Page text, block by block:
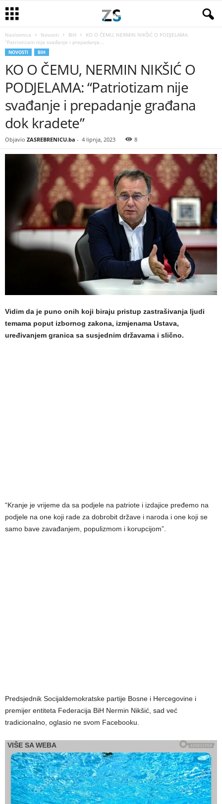
Naslovnica Novosti BiH
KO O ČEMU, NERMIN NIKŠIĆ O PODJELAMA:
“Patriotizam nije svađanje i prepadanje...
NOVOSTI BIH
KO O ČEMU, NERMIN NIKŠIĆ O
PODJELAMA: “Patriotizam nije
svađanje i prepadanje građana
dok kradete”
Objavio ZASREBRENICU.ba - 4 lipnja, 2023 8
Vidim da je puno onih koji biraju pristup zastrašivanja ljudi
temama poput izbornog zakona, izmjenama Ustava,
uređivanjem granica sa susjednim državama i slično.
“Kranje je vrijeme da sa podjele na patriote i izdajice pređemo na
podjele na one koji rade za dobrobit države i naroda i one koji se
samo bave zavađanjem, populizmom i korupcijom”.
Predsjednik Socijaldemokratske partije Bosne i Hercegovine i
premijer entiteta Federacija BiH Nermin Nikšić, sad već
tradicionalno, oglasio ne svom Facebooku.